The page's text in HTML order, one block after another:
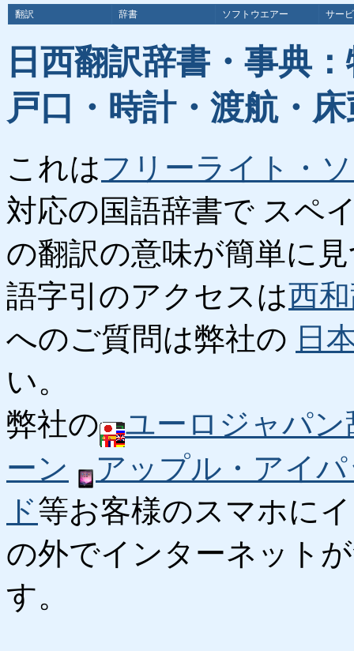
翻訳 辞書 ソフトウエアー サー
日西翻訳辞書・事典
戸口・時計・渡航・
これはフリーライト・
対応の国語辞書で スペ
の翻訳の意味が簡単に
語字引のアクセスは西
へのご質問は弊社の 日
い。
弊社の
ユーロジャパン
ーン
アップル・アイ
ド等お客様のスマホに
の外でインターネット
す。